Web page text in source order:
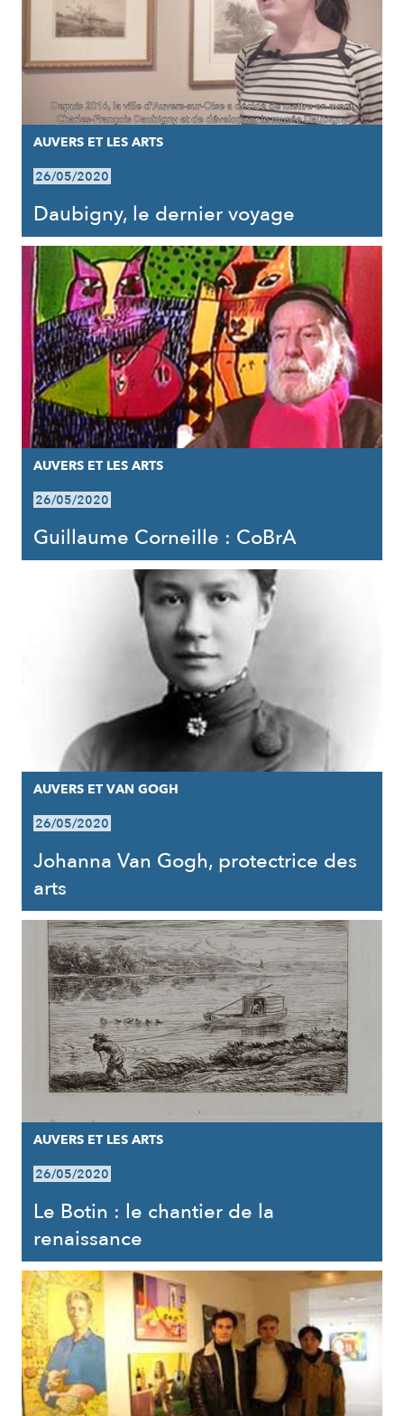
AUVERS ET LES ARTS
26/05/2020
Daubigny, le dernier voyage
AUVERS ET LES ARTS
26/05/2020
Guillaume Corneille : CoBrA
AUVERS ET VAN GOGH
26/05/2020
Johanna Van Gogh, protectrice des
arts
AUVERS ET LES ARTS
26/05/2020
Le Botin : le chantier de la
renaissance